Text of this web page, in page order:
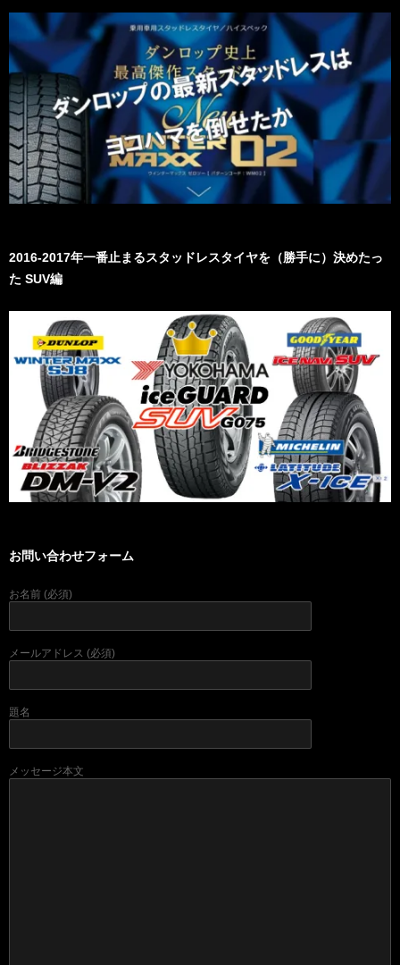
2016-2017年一番止まるスタッドレスタイヤを（勝手に）決めたっ
た SUV編
お問い合わせフォーム
お名前 (必須)
メールアドレス (必須)
題名
メッセージ本文